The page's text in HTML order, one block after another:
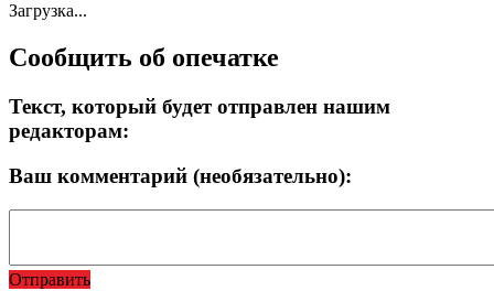
Загрузка...
Сообщить об опечатке
Текст, который будет отправлен нашим
редакторам:
Ваш комментарий (необязательно):
Отправить